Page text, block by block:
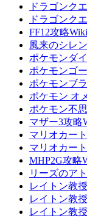
ドラゴンク
ドラゴンク
FF12攻略Wiki
風来のシレ
ポケモンダ
ポケモンゴ
ポケモンブ
ポケモン オ
ポケモン不
マザー3攻略
マリオカー
マリオカー
MHP2G攻略
リーズのア
レイトン教
レイトン教
レイトン教